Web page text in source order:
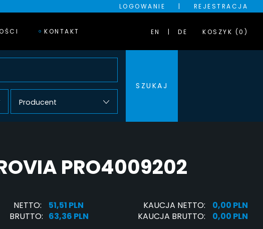
LOGOWANIE | REJESTRACJA
KONTAKT EN DE KOSZYK (0)
Producent
SZUKAJ
PRO4009202
NETTO:
51,51 PLN
BRUTTO: 63,36 PLN
KAUCJA NETTO:
0,00 PLN
KAUCJA BRUTTO:
0,00 PLN